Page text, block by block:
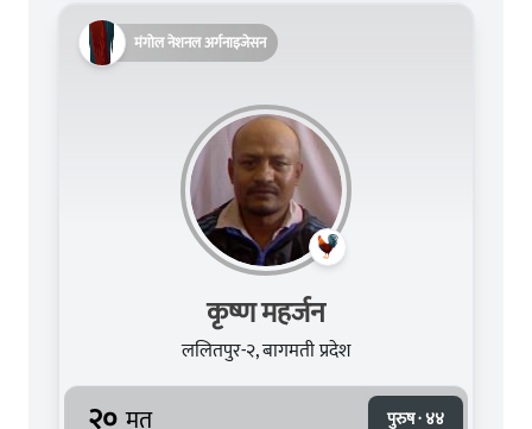
मंगोल नेशनल अर्गनाइजेसन
कृष्ण महर्जन
ललितपुर-२, बागमती प्रदेश
२० मत पुरुष · ४४